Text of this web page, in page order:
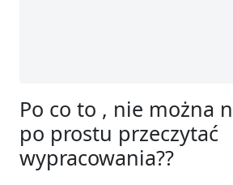
Po co to , nie można
po prostu przeczytać
wypracowania??